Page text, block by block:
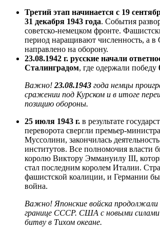
Третий этап начинается с 19
31 декабря 1943 года. События
советско-немецком фронте.
период наращивают численность, а
направлено на оборону.
23.08.1942 г. русские начали
Сталинградом, где одержали победу
Важно!23.08.1943 года немцы
сражении под Курском и в итоге
позицию обороны.
25 июля 1943 г. в результате
переворота свергли премьер-
Муссолини, закончилась
институтов. Все полномочия власти
королю Виктору Эммануилу III,
стал последним королем Италии.
фашистской коалиции, и Германии
война.
Важно! Японские войска продолжали
границе СССР. США с новыми
битву в Тихом океане.